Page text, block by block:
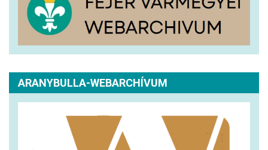
ARANYBULLA-WEBARCHÍVUM